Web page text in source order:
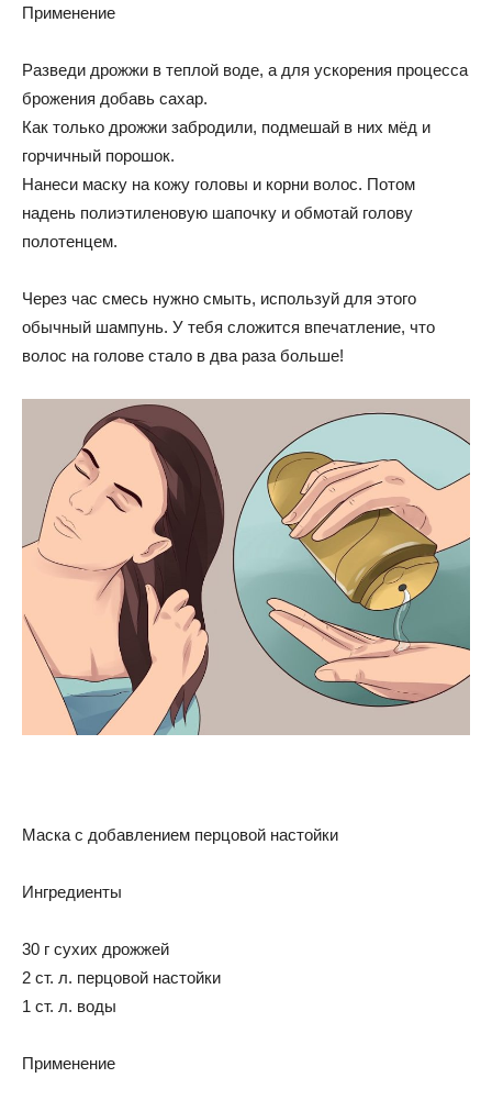
Применение
Разведи дрожжи в теплой воде, а для ускорения процесса
брожения добавь сахар.
Как только дрожжи забродили, подмешай в них мёд и
горчичный порошок.
Нанеси маску на кожу головы и корни волос. Потом
надень полиэтиленовую шапочку и обмотай голову
полотенцем.
Через час смесь нужно смыть, используй для этого
обычный шампунь. У тебя сложится впечатление, что
волос на голове стало в два раза больше!
Маска с добавлением перцовой настойки
Ингредиенты
30 г сухих дрожжей
2 ст. л. перцовой настойки
1 ст. л. воды
Применение